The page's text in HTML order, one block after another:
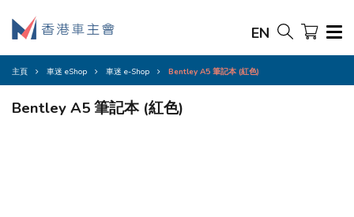
EN
主頁 車迷 eShop 車迷 e-Shop Bentley A5 筆記本 (紅色)
Bentley A5 筆記本 (紅色)